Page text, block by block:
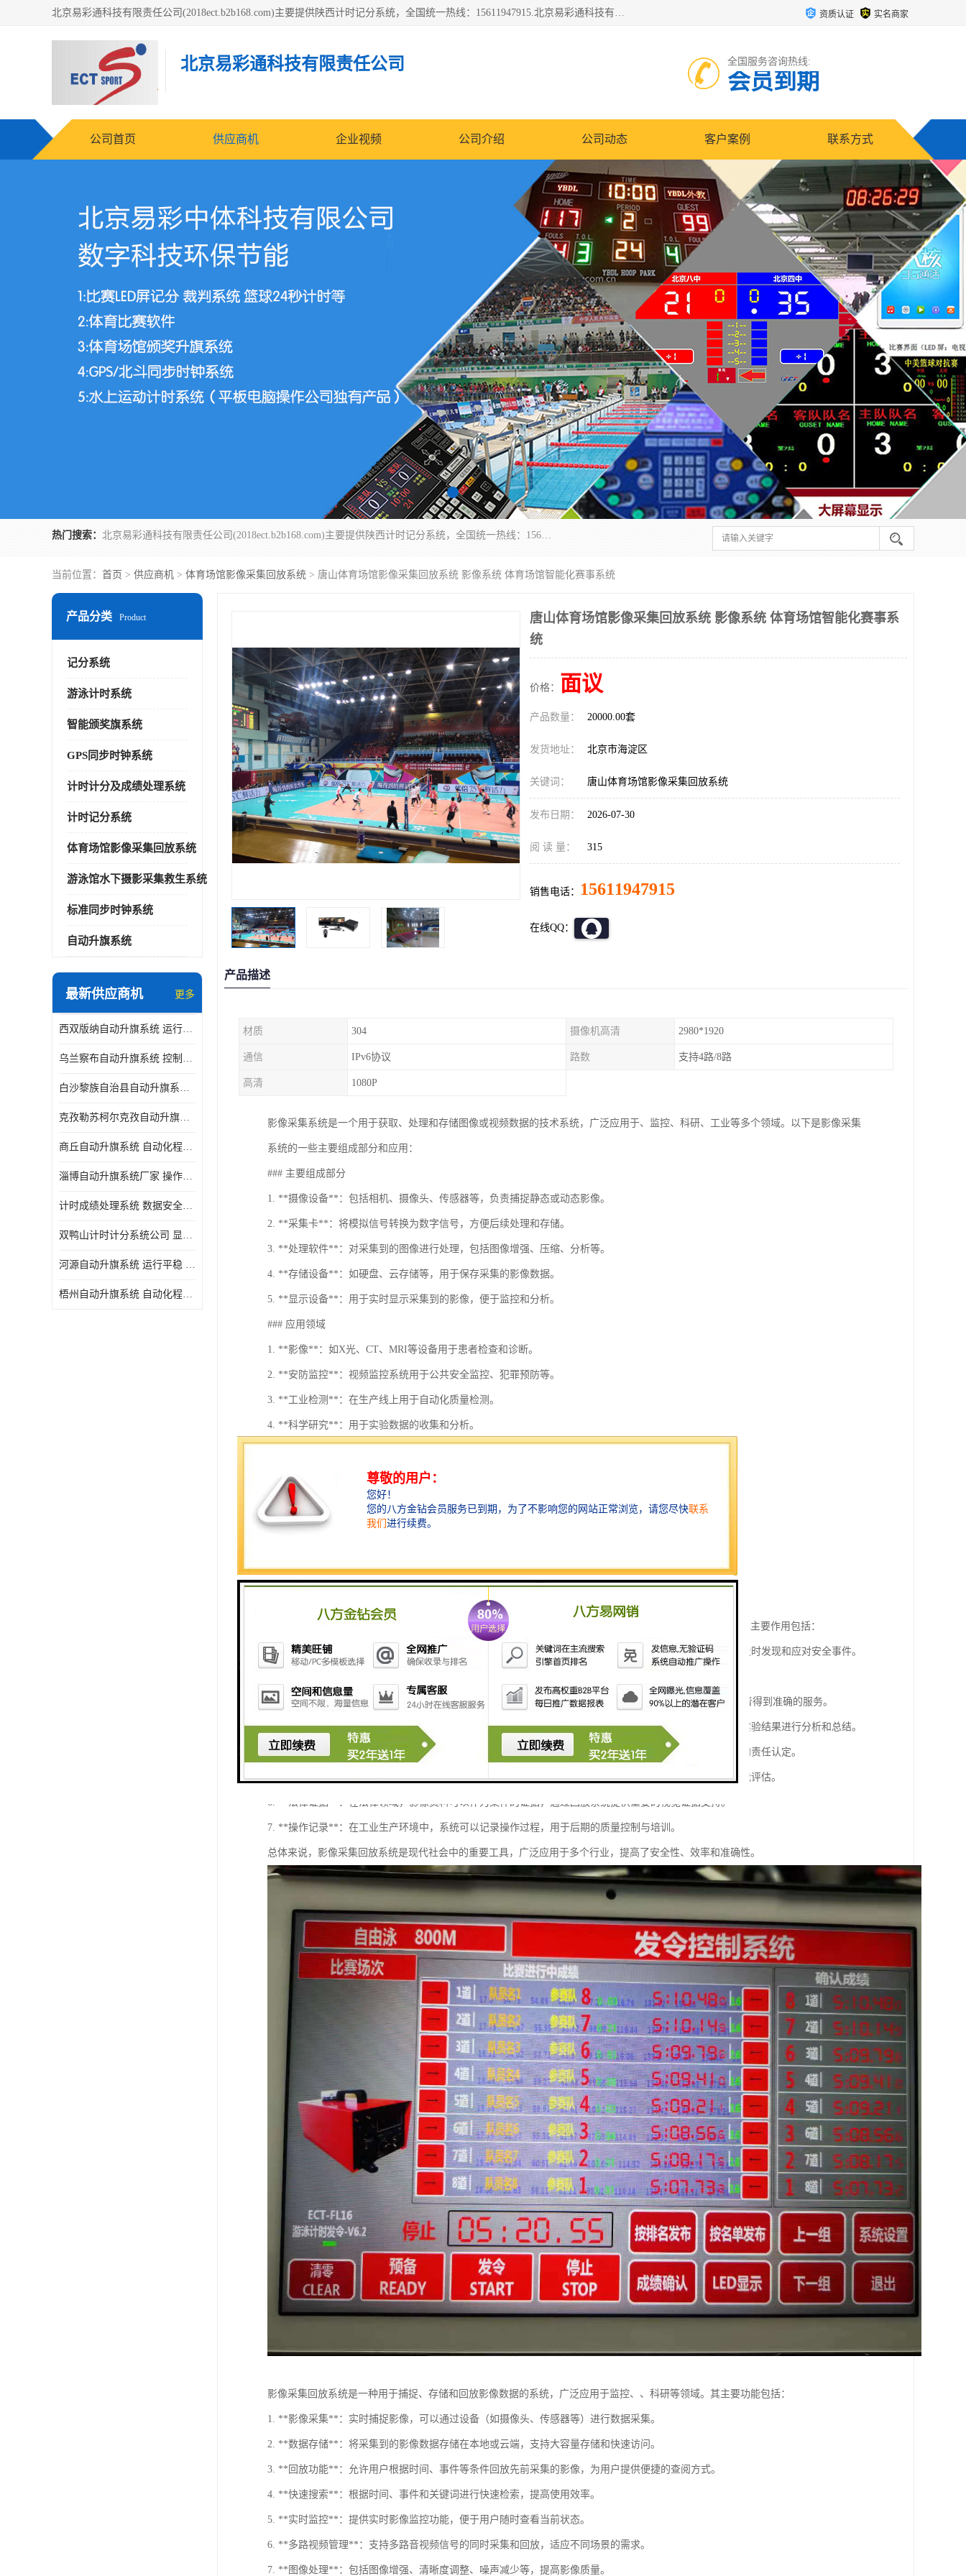
北京易彩通科技有限责任公司(2018ect.b2b168.com)主要提供陕西计时记分系统，全国统一热线：15611947915.北京易彩通科技有限责任公司有一支长期从事智能控制系统研发的高素质的队伍，具有嵌入式系统，视频系统、通信系统、网络系统，体育计时系统的知识和技能。强力打造体育比赛计时计分系统、智能升降旗系统、标准时钟系统、赛事编排及信息发布系统，为用户提供较新的，较廉价的，应用解决方案。 资质认证 实名商家
北京易彩通科技有限责任公司 全国服务咨询热线:
会员到期
公司首页 供应商机 企业视频 公司介绍 公司动态 客户案例 联系方式
热门搜索： 北京易彩通科技有限责任公司(2018ect.b2b168.com)主要提供陕西计时记分系统，全国统一热线：15611947915.北京易彩通科技有限责任公司有一支长期从事智能控制系统研发的高素质的队伍，具有嵌入式系统，视频系统、通信系统、网络系统，体育计时系统的知识和技能。强力打造体育比赛计时计分系统、智能升降旗系统、标准时钟系统、赛事编排及信息发布系统，为用户提供较新的，较廉价的，应用解决方案。
当前位置： 首页 > 供应商机 > 体育场馆影像采集回放系统 > 唐山体育场馆影像采集回放系统 影像系统 体育场馆智能化赛事系统
产品分类 Product
记分系统
游泳计时系统
智能颁奖旗系统
GPS同步时钟系统
计时计分及成绩处理系统
计时记分系统
体育场馆影像采集回放系统
游泳馆水下摄影采集救生系统
标准同步时钟系统
自动升旗系统
最新供应商机 更多
西双版纳自动升旗系统 运行平稳 功能强大
乌兰察布自动升旗系统 控制灵活 设计简单 灵活 提高工作效率
白沙黎族自治县自动升旗系统 操作简单 提高工作效率 安装简单
克孜勒苏柯尔克孜自动升旗系统 运行平稳 安装简单
商丘自动升旗系统 自动化程度高 提高工作效率
淄博自动升旗系统厂家 操作简单 提高工作效率
计时成绩处理系统 数据安全稳定准确 提升场馆形象 操作简便
双鸭山计时计分系统公司 显示效果好 提升场馆形象
河源自动升旗系统 运行平稳 设计简单 灵活
梧州自动升旗系统 自动化程度高 性价比高
唐山体育场馆影像采集回放系统 影像系统 体育场馆智能化赛事系
统
价格： 面议
产品数量： 20000.00套
发货地址： 北京市海淀区
关键词： 唐山体育场馆影像采集回放系统
发布日期： 2026-07-30
阅 读 量： 315
销售电话： 15611947915
在线QQ：
产品描述
材质 304 摄像机高清 2980*1920
通信 IPv6协议 路数 支持4路/8路
高清 1080P
影像采集系统是一个用于获取、处理和存储图像或视频数据的技术系统，广泛应用于、监控、科研、工业等多个领域。以下是影像采集
系统的一些主要组成部分和应用：
### 主要组成部分
1. **摄像设备**：包括相机、摄像头、传感器等，负责捕捉静态或动态影像。
2. **采集卡**：将模拟信号转换为数字信号，方便后续处理和存储。
3. **处理软件**：对采集到的图像进行处理，包括图像增强、压缩、分析等。
4. **存储设备**：如硬盘、云存储等，用于保存采集的影像数据。
5. **显示设备**：用于实时显示采集到的影像，便于监控和分析。
### 应用领域
1. **影像**：如X光、CT、MRI等设备用于患者检查和诊断。
2. **安防监控**：视频监控系统用于公共安全监控、犯罪预防等。
3. **工业检测**：在生产线上用于自动化质量检测。
4. **科学研究**：用于实验数据的收集和分析。
### 发展趋势
随着技术进步，影像采集系统正朝着智能化、化方向发展，包括：
- **人工智能集成**：利用AI进行图像识别和分析，提高处理效率和准确性。
- **边缘计算**：在采集现场进行数据处理，减少对云端的依赖，降低延迟。
影像采集系统在现代社会中起着越来越重要的作用，其应用范围和技术手段仍在不断发展和完善。
影像采集回放系统在各个领域中起着重要的作用，特别是在安全监控、成像、科学研究、交通管理等方面。其主要作用包括：
1. **监控与安全**：在安防领域，影像采集回放系统用于实时监控和记录特定区域的活动，帮助企业或机构及时发现和应对安全事件。
2. **诊断**：在领域，该系统可用于采集和回放医学影像（如CT、MRI等），医生进行诊断和规划，确保患者得到准确的服务。
3. **科研数据记录**：在科学研究中，影像采集回放系统可以记录实验过程中的数据和现象，便于研究者对实验结果进行分析和总结。
4. **交通管理**：在交通管理方面，系统可用于监测交通流量和分析交通事故，通过回放录像帮助事故调查和责任认定。
5. **教学与培训**：在教育机构，影像采集回放系统可以用于教学视频录制和回放，便于学生复习和教师自我评估。
6. **法律证据**：在法律领域，影像资料可以作为案件的证据，通过回放系统提供重要的视觉证据支持。
7. **操作记录**：在工业生产环境中，系统可以记录操作过程，用于后期的质量控制与培训。
总体来说，影像采集回放系统是现代社会中的重要工具，广泛应用于多个行业，提高了安全性、效率和准确性。
影像采集回放系统是一种用于捕捉、存储和回放影像数据的系统，广泛应用于监控、、科研等领域。其主要功能包括：
1. **影像采集**：实时捕捉影像，可以通过设备（如摄像头、传感器等）进行数据采集。
2. **数据存储**：将采集到的影像数据存储在本地或云端，支持大容量存储和快速访问。
3. **回放功能**：允许用户根据时间、事件等条件回放先前采集的影像，为用户提供便捷的查阅方式。
4. **快速搜索**：根据时间、事件和关键词进行快速检索，提高使用效率。
5. **实时监控**：提供实时影像监控功能，便于用户随时查看当前状态。
6. **多路视频管理**：支持多路音视频信号的同时采集和回放，适应不同场景的需求。
7. **图像处理**：包括图像增强、清晰度调整、噪声减少等，提高影像质量。